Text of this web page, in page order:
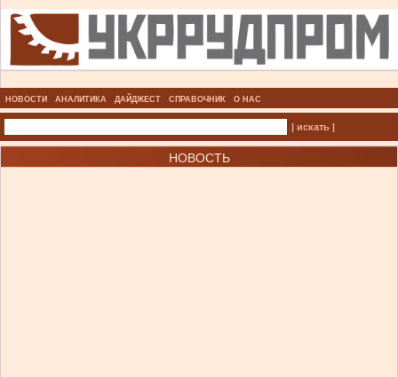
НОВОСТИ АНАЛИТИКА ДАЙДЖЕСТ СПРАВОЧНИК О НАС
| искать |
НОВОСТЬ